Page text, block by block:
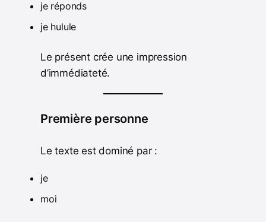
je réponds
je hulule
Le présent crée une impression
d’immédiateté.
Première personne
Le texte est dominé par :
je
moi